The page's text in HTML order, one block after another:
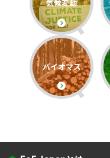
気候変動
バイオマス